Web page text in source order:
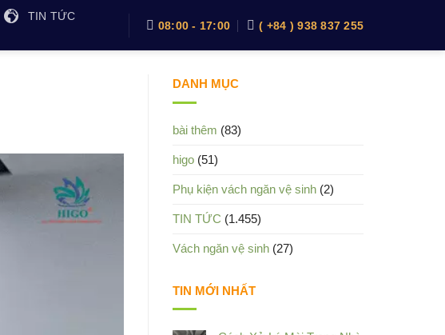
TIN TỨC
08:00 - 17:00 ( +84 ) 938 837 255
DANH MỤC
bài thêm (83)
higo (51)
Phụ kiện vách ngăn vệ sinh (2)
TIN TỨC (1.455)
Vách ngăn vệ sinh (27)
TIN MỚI NHẤT